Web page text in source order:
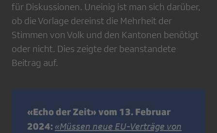
für Diskussionen. Uneinig ist man sich darüber,
ob die Vorlage dereinst die Mehrheit der
Stimmen von Volk und den Kantonen benötigt
oder nicht. Dies zeigte der beanstandete
Beitrag auf.
«Echo der Zeit» vom 13. Februar
2024: «Müssen neue EU-Verträge von